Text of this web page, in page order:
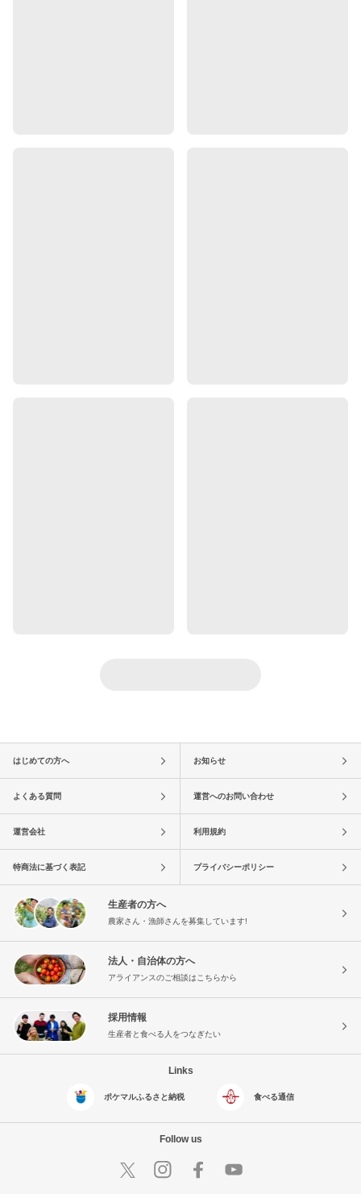
はじめての方へ お知らせ
よくある質問 運営へのお問い合わせ
運営会社 利用規約
特商法に基づく表記 プライバシーポリシー
生産者の方へ
農家さん・漁師さんを募集しています!
法人・自治体の方へ
アライアンスのご相談はこちらから
採用情報
生産者と食べる人をつなぎたい
Links
ポケマルふるさと納税 食べる通信
Follow us